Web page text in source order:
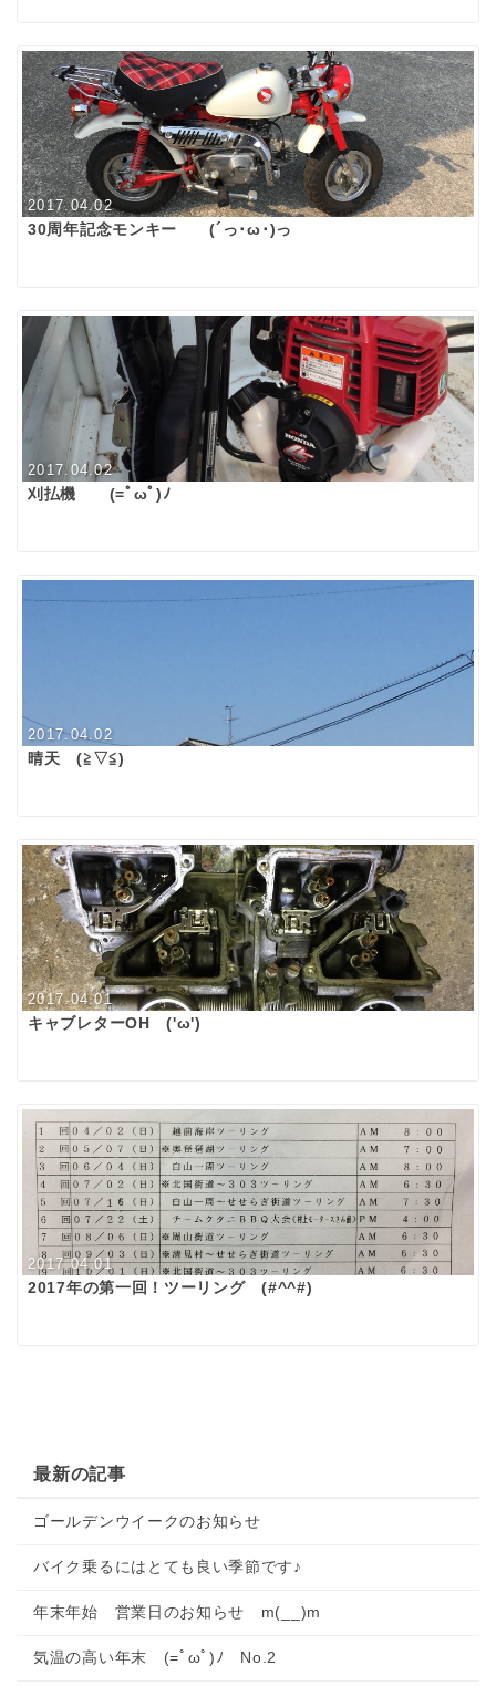
2017.04.02
30周年記念モンキー (´っ･ω･)っ
2017.04.02
刈払機 (=ﾟωﾟ)ﾉ
2017.04.02
晴天 (≧▽≦)
2017.04.01
キャブレターOH ('ω')
2017.04.01
2017年の第一回！ツーリング (#^^#)
最新の記事
ゴールデンウイークのお知らせ
バイク乗るにはとても良い季節です♪
年末年始 営業日のお知らせ m(__)m
気温の高い年末 (=ﾟωﾟ)ﾉ No.2